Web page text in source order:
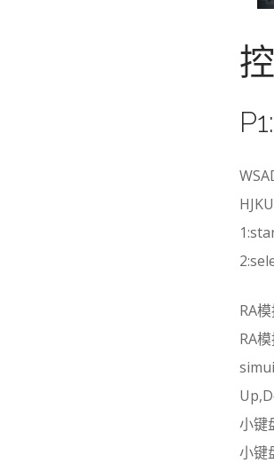
P1:
RA
RA
小键
小键